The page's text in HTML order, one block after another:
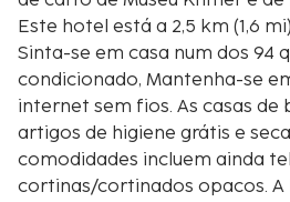
Este hotel está a 2,5 km (1,6
Sinta-se em casa num dos 94
condicionado, Mantenha-se
internet sem fios. As casas
artigos de higiene grátis e
comodidades incluem ainda
cortinas/cortinados opacos. A